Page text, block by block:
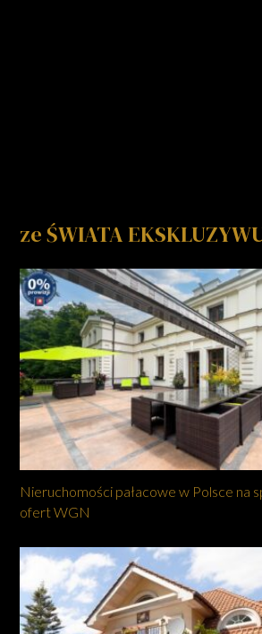
ze ŚWIATA
Nieruchomości pałacowe w Polsce na
ofert WGN